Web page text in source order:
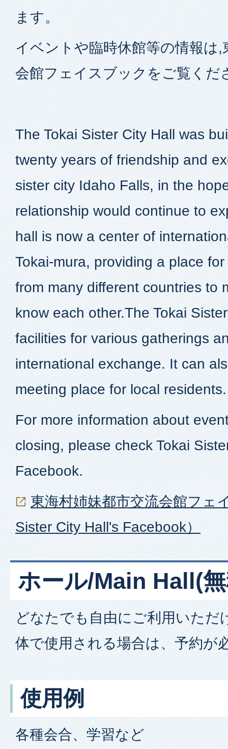
ます。
イベントや臨時休館等の情報は,
会館フェイスブックをご覧くだ
The Tokai Sister City Hall was
twenty years of friendship and
sister city Idaho Falls, in the
relationship would continue to
hall is now a center of
Tokai-mura, providing a place
from many different countries to
know each other.The Tokai
facilities for various gatherings
international exchange. It can
meeting place for local residents.
For more information about
closing, please check Tokai
Facebook.
東海村姉妹都市交流会館フェ
Sister City Hall's Facebook）
ホール/Main Hall(
どなたでも自由にご利用いただ
体で使用される場合は、予約が
使用例
各種会合、学習など